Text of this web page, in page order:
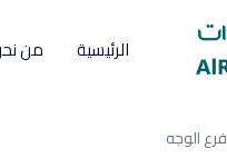
الرئيسية من
فرع الوجه